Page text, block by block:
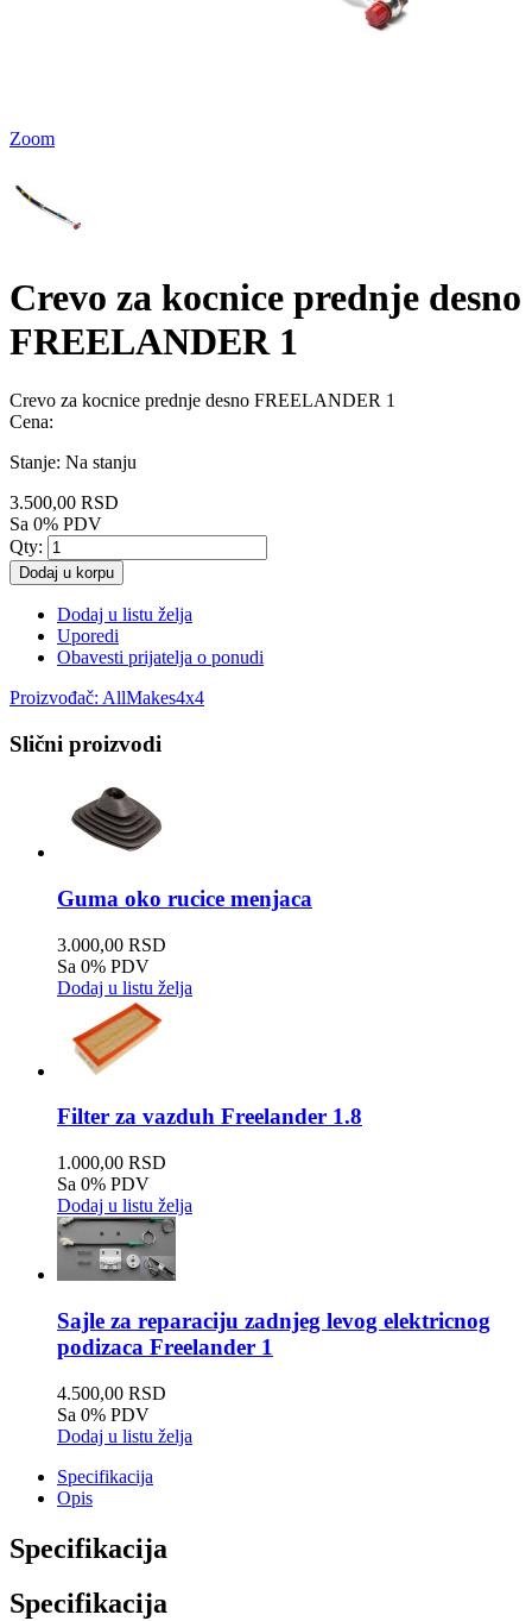
Zoom
Crevo za kocnice prednje desno
FREELANDER 1
Crevo za kocnice prednje desno FREELANDER 1
Cena:
Stanje: Na stanju
3.500,00 RSD
Sa 0% PDV
Qty:
Dodaj u korpu
Dodaj u listu želja
Uporedi
Obavesti prijatelja o ponudi
Proizvođač: AllMakes4x4
Slični proizvodi
Guma oko rucice menjaca
3.000,00 RSD
Sa 0% PDV
Dodaj u listu želja
Filter za vazduh Freelander 1.8
1.000,00 RSD
Sa 0% PDV
Dodaj u listu želja
Sajle za reparaciju zadnjeg levog elektricnog
podizaca Freelander 1
4.500,00 RSD
Sa 0% PDV
Dodaj u listu želja
Specifikacija
Opis
Specifikacija
Specifikacija